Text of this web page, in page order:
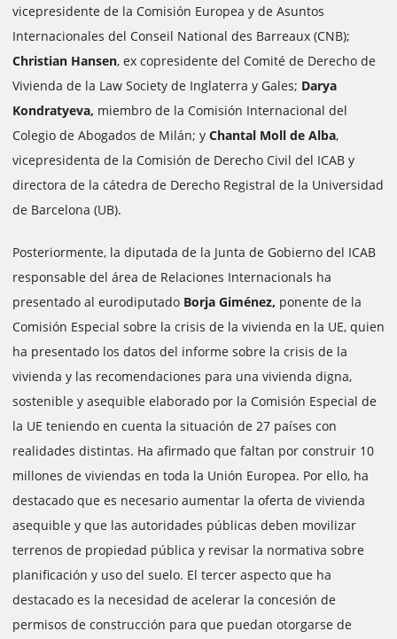
vicepresidente de la Comisión Europea y de Asuntos
Internacionales del Conseil National des Barreaux (CNB);
Christian Hansen, ex copresidente del Comité de Derecho de
Vivienda de la Law Society de Inglaterra y Gales; Darya
Kondratyeva, miembro de la Comisión Internacional del
Colegio de Abogados de Milán; y Chantal Moll de Alba,
vicepresidenta de la Comisión de Derecho Civil del ICAB y
directora de la cátedra de Derecho Registral de la Universidad
de Barcelona (UB).
Posteriormente, la diputada de la Junta de Gobierno del ICAB
responsable del área de Relaciones Internacionals ha
presentado al eurodiputado Borja Giménez, ponente de la
Comisión Especial sobre la crisis de la vivienda en la UE, quien
ha presentado los datos del informe sobre la crisis de la
vivienda y las recomendaciones para una vivienda digna,
sostenible y asequible elaborado por la Comisión Especial de
la UE teniendo en cuenta la situación de 27 países con
realidades distintas. Ha afirmado que faltan por construir 10
millones de viviendas en toda la Unión Europea. Por ello, ha
destacado que es necesario aumentar la oferta de vivienda
asequible y que las autoridades públicas deben movilizar
terrenos de propiedad pública y revisar la normativa sobre
planificación y uso del suelo. El tercer aspecto que ha
destacado es la necesidad de acelerar la concesión de
permisos de construcción para que puedan otorgarse de